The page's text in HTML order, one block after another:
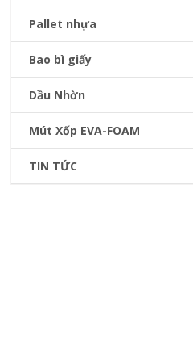
Pallet nhựa
Bao bì giấy
Dầu Nhờn
Mút Xốp EVA-FOAM
TIN TỨC